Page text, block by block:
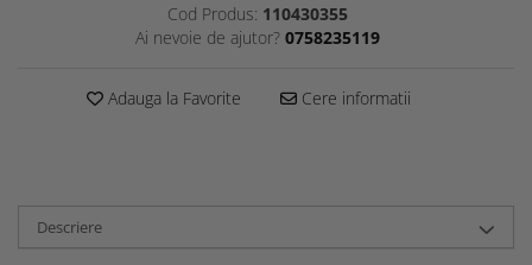
Cod Produs: 110430355
Ai nevoie de ajutor? 0758235119
Adauga la Favorite Cere informatii
Descriere